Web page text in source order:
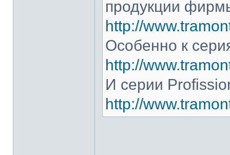
продукции
http://
Особенно к
http://
И серии
http://